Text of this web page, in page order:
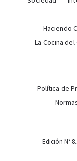
Haciendo
La Cocina del
Política de
Edición N°